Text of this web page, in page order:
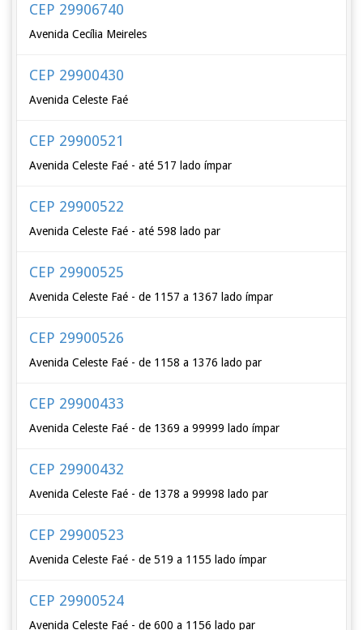
CEP 29906740
Avenida Cecília Meireles
CEP 29900430
Avenida Celeste Faé
CEP 29900521
Avenida Celeste Faé - até 517 lado ímpar
CEP 29900522
Avenida Celeste Faé - até 598 lado par
CEP 29900525
Avenida Celeste Faé - de 1157 a 1367 lado ímpar
CEP 29900526
Avenida Celeste Faé - de 1158 a 1376 lado par
CEP 29900433
Avenida Celeste Faé - de 1369 a 99999 lado ímpar
CEP 29900432
Avenida Celeste Faé - de 1378 a 99998 lado par
CEP 29900523
Avenida Celeste Faé - de 519 a 1155 lado ímpar
CEP 29900524
Avenida Celeste Faé - de 600 a 1156 lado par